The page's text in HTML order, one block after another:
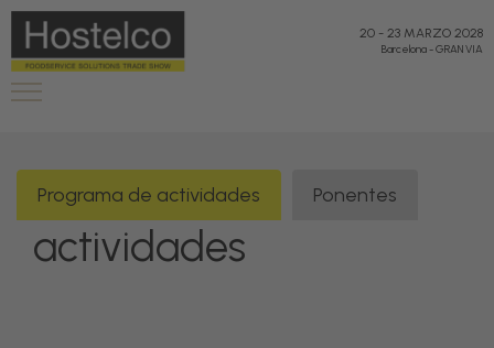
20 - 23 MARZO 2028
Barcelona-GRAN VIA
Programa de
actividades
Programa de actividades Ponentes